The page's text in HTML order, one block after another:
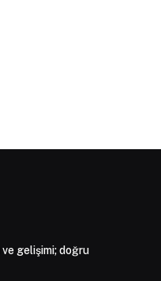
gelişimi; doğru